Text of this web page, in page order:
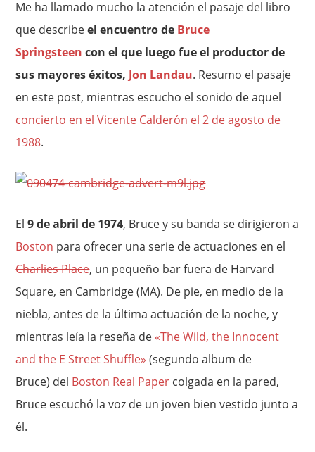
Me ha llamado mucho la atención el pasaje del libro
que describeel encuentro de Bruce
Springsteen con el que luego fue el productor de
sus mayores éxitos, Jon Landau. Resumo el pasaje
en este post, mientras escucho el sonido de aquel
concierto en el Vicente Calderón el 2 de agosto de
1988.
El9 de abril de 1974, Bruce y su banda se dirigieron a
Boston para ofrecer una serie de actuaciones en el
Charlies Place, un pequeño bar fuera de Harvard
Square, en Cambridge (MA). De pie, en medio de la
niebla, antes de la última actuación de la noche, y
mientras leía la reseña de «The Wild, the Innocent
and the E Street Shuffle»(segundo album de
Bruce) del Boston Real Paper colgada en la pared,
Bruce escuchó la voz de un joven bien vestido junto a
él.